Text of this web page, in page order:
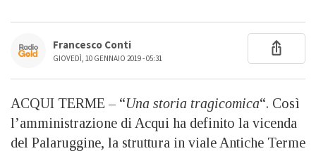
Francesco Conti
GIOVEDÌ, 10 GENNAIO 2019 - 05:31
ACQUI TERME – “Una storia tragicomica“. Così
l’amministrazione di Acqui ha definito la vicenda
del Palaruggine, la struttura in viale Antiche Terme